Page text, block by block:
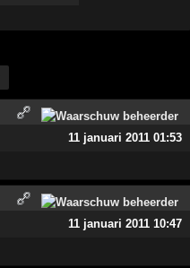
11 januari 2011 01:53
11 januari 2011 10:47